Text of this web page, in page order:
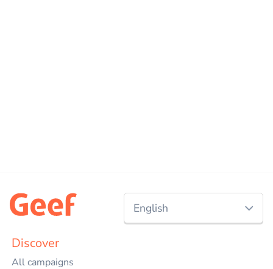
English
Discover
All campaigns